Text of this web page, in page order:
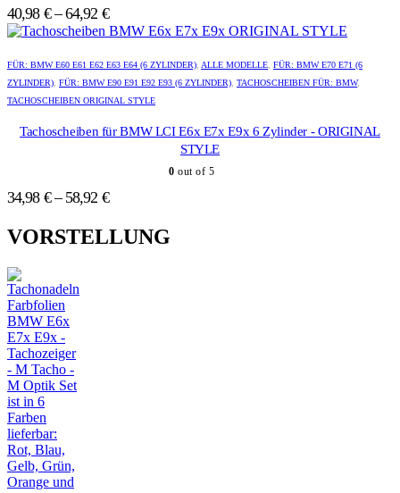
können
auf
der
Produktseite
gewählt
werden
können
auf
der
Produktseite
gewählt
werden
40,98 €–64,92 €
Produkt
weist
mehrere
auf.
auf
der
gewählt
Produkt
weist
mehrere
auf.
auf
der
gewählt
FÜR: BMW E60 E61 E62 E63 E64 (6 ZYLINDER), ALLE MODELLE, FÜR: BMW E70 E71 (6
ZYLINDER), FÜR: BMW E90 E91 E92 E93 (6 ZYLINDER), TACHOSCHEIBEN FÜR: BMW,
TACHOSCHEIBEN ORIGINAL STYLE
Tachoscheiben für BMW LCI E6x E7x E9x 6 Zylinder - ORIGINAL
STYLE
0 out of 5
34,98 €–58,92 €
VORSTELLUNG